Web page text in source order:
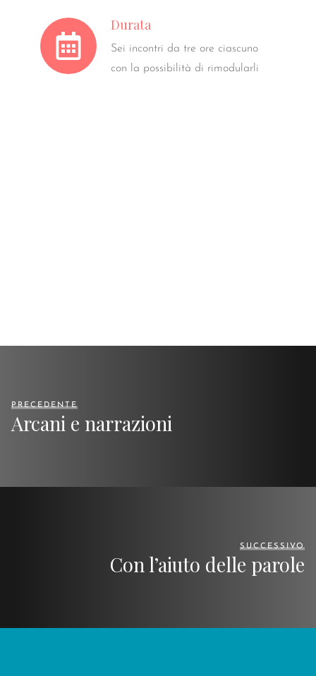
Durata
Sei incontri da tre ore ciascuno
con la possibilità di rimodularli
PRECEDENTE
Arcani e narrazioni
SUCCESSIVO
Con l’aiuto delle parole